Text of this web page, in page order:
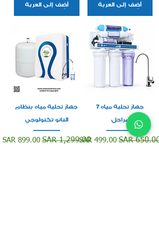
أضِف إلى العربة أضِف إلى العربة
جهاز تحلية مياه 7
مراحل
سعر عادي
SAR 650.00 سعر البيع
SAR 499.00
جهاز تحلية مياه بنظام
النانو تكنولوجي
سعر عادي
SAR 1,299.00 سعر البيع
SAR 899.00